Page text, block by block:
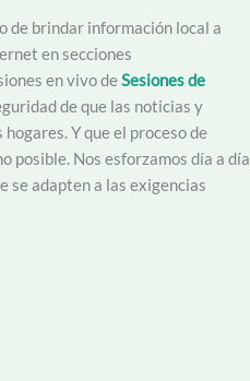
de brindar información local a
en secciones
en vivo deSesiones de
de que las noticias y
Y que el proceso de
posible. Nos esforzamos día a día
se adapten a las exigencias